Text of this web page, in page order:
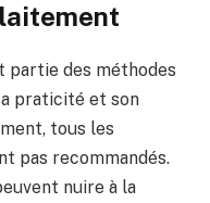
partie des méthodes
praticité et son
tous les
pas recommandés.
nuire à la